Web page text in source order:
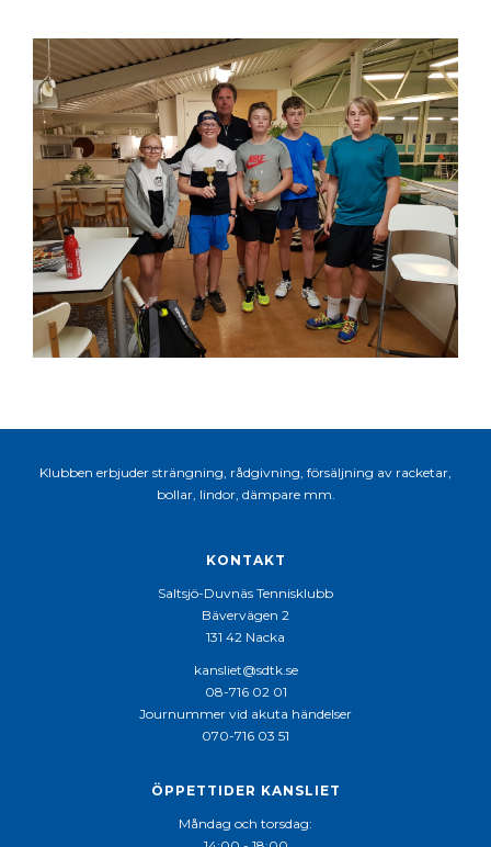
Klubben erbjuder strängning, rådgivning, försäljning av racketar,
bollar, lindor, dämpare mm.
KONTAKT
Saltsjö-Duvnäs Tennisklubb
Bävervägen 2
131 42 Nacka
kansliet@sdtk.se
08-716 02 01
Journummer vid akuta händelser
070-716 03 51
ÖPPETTIDER KANSLIET
Måndag och torsdag: